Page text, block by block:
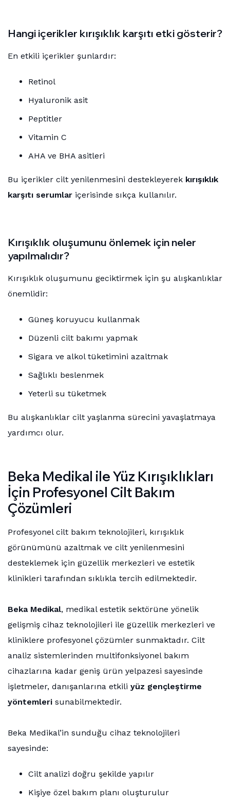
Hangi içerikler kırışıklık karşıtı etki gösterir?
En etkili içerikler şunlardır:
Retinol
Hyaluronik asit
Peptitler
Vitamin C
AHA ve BHA asitleri
Bu içerikler cilt yenilenmesini destekleyerek kırışıklık
karşıtı serumlar içerisinde sıkça kullanılır.
Kırışıklık oluşumunu önlemek için neler
yapılmalıdır?
Kırışıklık oluşumunu geciktirmek için şu alışkanlıklar
önemlidir:
Güneş koruyucu kullanmak
Düzenli cilt bakımı yapmak
Sigara ve alkol tüketimini azaltmak
Sağlıklı beslenmek
Yeterli su tüketmek
Bu alışkanlıklar cilt yaşlanma sürecini yavaşlatmaya
yardımcı olur.
Beka Medikal ile Yüz Kırışıklıkları
İçin Profesyonel Cilt Bakım
Çözümleri
Profesyonel cilt bakım teknolojileri, kırışıklık
görünümünü azaltmak ve cilt yenilenmesini
desteklemek için güzellik merkezleri ve estetik
klinikleri tarafından sıklıkla tercih edilmektedir.
Beka Medikal, medikal estetik sektörüne yönelik
gelişmiş cihaz teknolojileri ile güzellik merkezleri ve
kliniklere profesyonel çözümler sunmaktadır. Cilt
analiz sistemlerinden multifonksiyonel bakım
cihazlarına kadar geniş ürün yelpazesi sayesinde
işletmeler, danışanlarına etkili yüz gençleştirme
yöntemleri sunabilmektedir.
Beka Medikal’in sunduğu cihaz teknolojileri
sayesinde:
Cilt analizi doğru şekilde yapılır
Kişiye özel bakım planı oluşturulur